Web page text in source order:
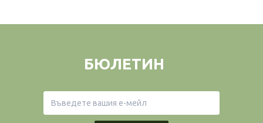
БЮЛЕТИН